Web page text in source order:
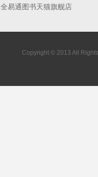
全易通图书天猫旗舰店
Copyright © 2013 All